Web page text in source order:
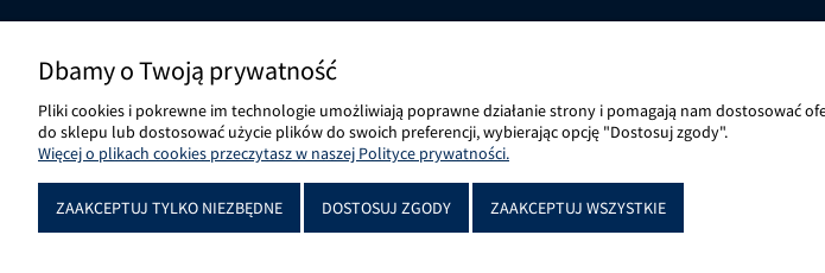
Dbamy o Twoją prywatność
Pliki cookies i pokrewne im technologie umożliwiają poprawne działanie strony i pomagają nam dostosować
do sklepu lub dostosować użycie plików do swoich preferencji, wybierając opcję "Dostosuj zgody".
Więcej o plikach cookies przeczytasz w naszej Polityce prywatności.
ZAAKCEPTUJ TYLKO NIEZBĘDNE DOSTOSUJ ZGODY ZAAKCEPTUJ WSZYSTKIE